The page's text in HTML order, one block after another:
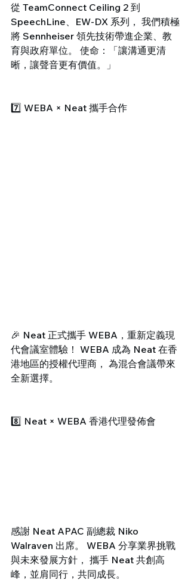
從 TeamConnect Ceiling 2 到
SpeechLine、EW-DX 系列， 我們積極
將 Sennheiser 領先技術帶進企業、教
育與政府單位。 使命：「讓溝通更清
晰，讓聲音更有價值。」
7️⃣ WEBA × Neat 攜手合作
🎉 Neat 正式攜手 WEBA，重新定義現
代會議室體驗！ WEBA 成為 Neat 在香
港地區的授權代理商， 為混合會議帶來
全新選擇。
8️⃣ Neat × WEBA 香港代理發佈會
感謝 Neat APAC 副總裁 Niko
Walraven 出席。 WEBA 分享業界挑戰
與未來發展方針， 攜手 Neat 共創高
峰，並肩同行，共同成長。